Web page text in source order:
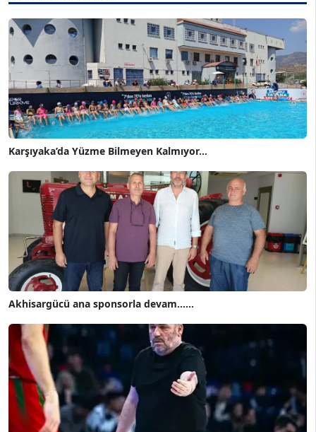
Karşıyaka’da Yüzme Bilmeyen Kalmıyor...
Akhisargücü ana sponsorla devam......